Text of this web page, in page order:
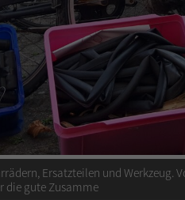
Ersatzteilen und Werkzeug.
die gute Zusamme